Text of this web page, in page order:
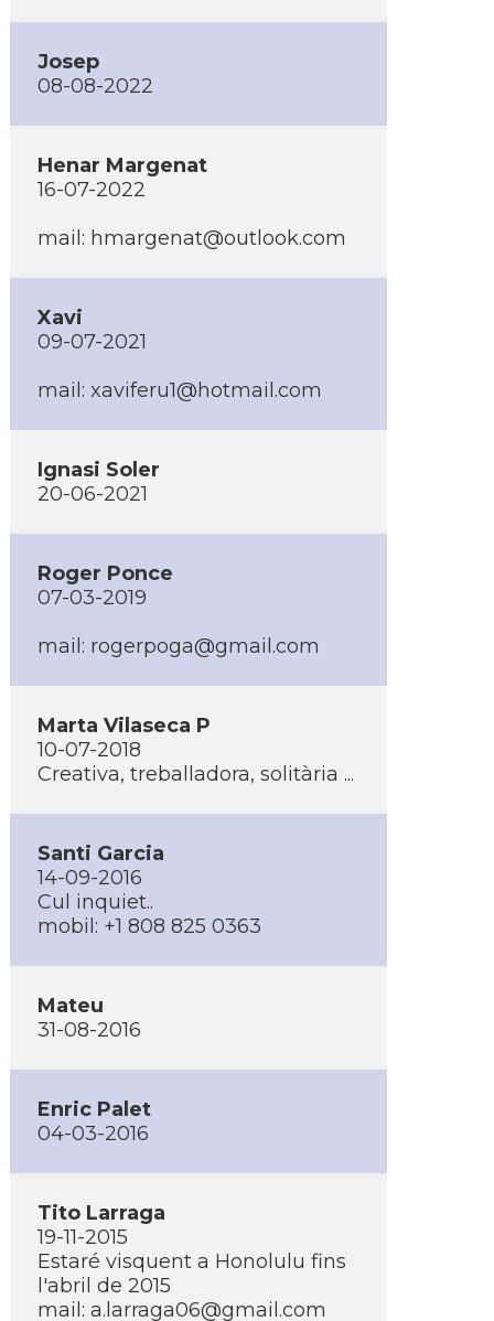
Josep
08-08-2022
Henar Margenat
16-07-2022
mail: hmargenat@outlook.com
Xavi
09-07-2021
mail: xaviferu1@hotmail.com
Ignasi Soler
20-06-2021
Roger Ponce
07-03-2019
mail: rogerpoga@gmail.com
Marta Vilaseca P
10-07-2018
Creativa, treballadora, solitària ...
Santi Garcia
14-09-2016
Cul inquiet..
mobil: +1 808 825 0363
Mateu
31-08-2016
Enric Palet
04-03-2016
Tito Larraga
19-11-2015
Estaré visquent a Honolulu fins
l'abril de 2015
mail: a.larraga06@gmail.com